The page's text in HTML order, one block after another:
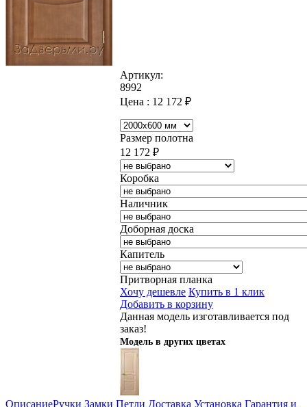
Артикул:
8992
Цена : 12 172 ₽
Размер полотна
12 172 ₽
Коробка
Наличник
Доборная доска
Капитель
Притворная планка
Хочу дешевле Купить в 1 клик
Добавить в корзину
Данная модель изготавливается под
заказ!
Модель в других цветах
ОписаниеРучки Замки Петли Доставка Установка Гарантия и